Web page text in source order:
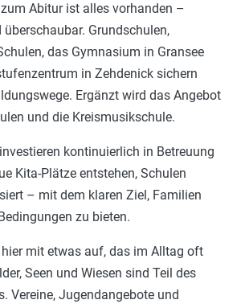
Abitur ist alles vorhanden –
Grundschulen,
das Gymnasium in Gransee
in Zehdenick sichern
Ergänzt wird das Angebot
und die Kreismusikschule.
kontinuierlich in Betreuung
Kita-Plätze entstehen, Schulen
– mit dem klaren Ziel, Familien
zu bieten.
mit etwas auf, das im Alltag oft
Seen und Wiesen sind Teil des
Vereine, Jugendangebote und